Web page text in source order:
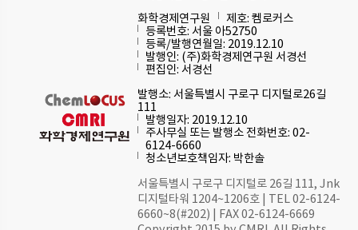
화학경제연구원
제호: 켐로커스
등록번호: 서울 아52750
등록/발행연월일: 2019.12.10
발행인: (주)화학경제연구원 서경선
편집인: 서경선
발행소: 서울특별시 구로구 디지털로26길
111
발행일자: 2019.12.10
주사무실 또는 발행소 전화번호: 02-
6124-6660
청소년보호책임자: 박한솔
서울특별시 구로구 디지털로 26길 111, Jnk
디지털타워 1204~1206호 | TEL 02-6124-
6660~8(#202) | FAX 02-6124-6669